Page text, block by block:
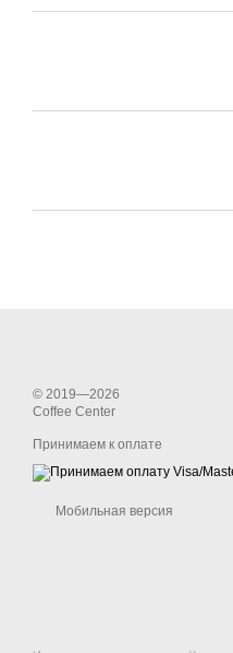
© 2019—2026
Coffee Center
Принимаем к оплате
Мобильная версия